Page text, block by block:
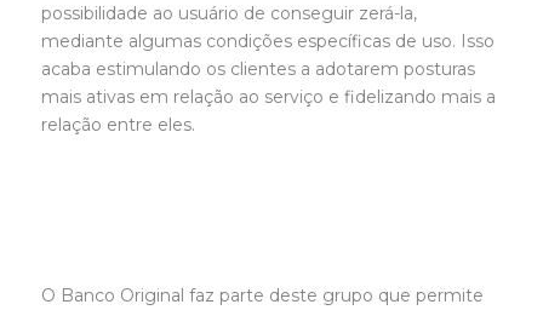
possibilidade ao usuário de conseguir zerá-la,
mediante algumas condições específicas de uso. Isso
acaba estimulando os clientes a adotarem posturas
mais ativas em relação ao serviço e fidelizando mais a
relação entre eles.
O Banco Original faz parte deste grupo que permite